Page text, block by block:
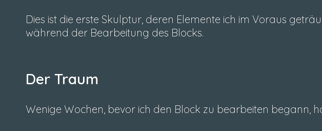
Dies ist die erste Skulptur, deren Elemente ich im Voraus
während der Bearbeitung des Blocks.
Der Traum
Wenige Wochen, bevor ich den Block zu bearbeiten begann,